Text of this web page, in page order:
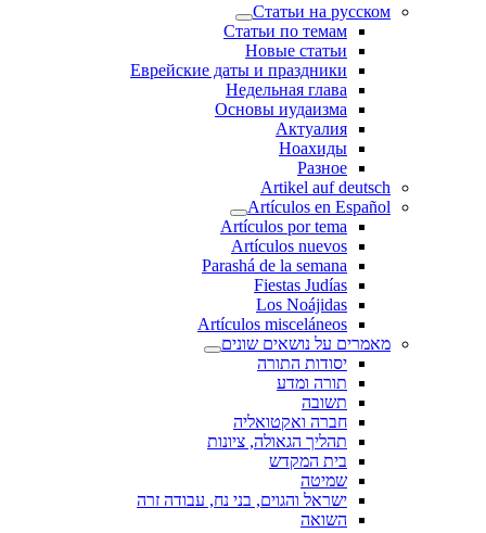
Статьи на русском
Статьи по темам
Новые статьи
Еврейские даты и праздники
Недельная глава
Основы иудаизма
Актуалия
Ноахиды
Разное
Artikel auf deutsch
Artículos en Español
Artículos por tema
Artículos nuevos
Parashá de la semana
Fiestas Judías
Los Noájidas
Artículos misceláneos
מאמרים על נושאים שונים
יסודות התורה
תורה ומדע
תשובה
חברה ואקטואליה
תהליך הגאולה, ציונות
בית המקדש
שמיטה
ישראל והגוים, בני נח, עבודה זרה
השואה